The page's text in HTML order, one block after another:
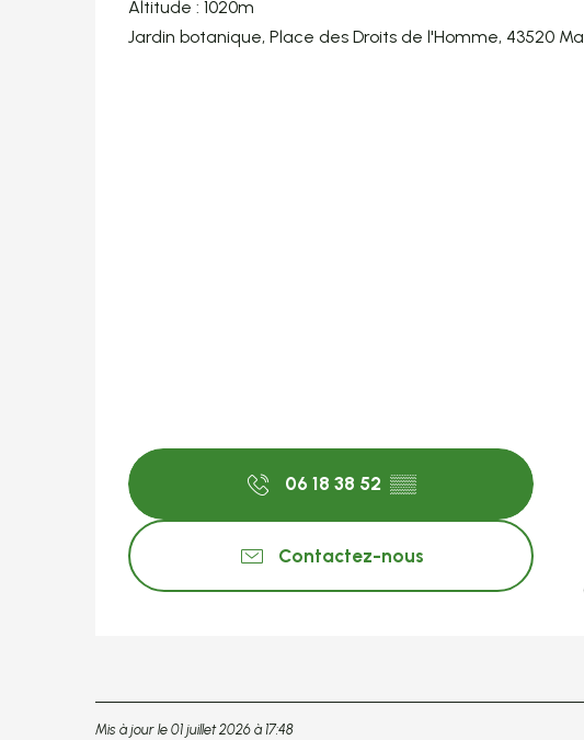
Altitude : 1020m
Jardin botanique, Place des Droits de l'Homme, 43520
06 18 38 52 ▒▒
Contactez-nous
Mis à jour le 01 juillet 2026 à 17:48